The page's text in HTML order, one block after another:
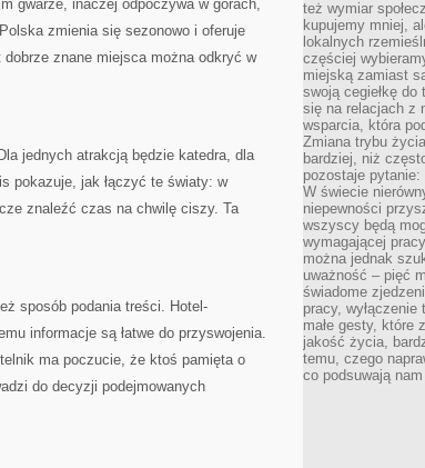
gwarze, inaczej odpoczywa w górach,
zmienia się sezonowo i oferuje
znane miejsca można odkryć w
jednych atrakcją będzie katedra, dla
pokazuje, jak łączyć te światy: w
znaleźć czas na chwilę ciszy. Ta
sposób podania treści. Hotel-
informacje są łatwe do przyswojenia.
ma poczucie, że ktoś pamięta o
do decyzji podejmowanych
też wymiar
kupujemy mniej,
lokalnych
częściej
miejską zamiast
swoją cegiełkę
się na relacjach z
wsparcia, która
Zmiana trybu
bardziej, niż
pozostaje
W świecie
niepewności
wszyscy będą
wymagającej
można jednak
uważność – pięć
świadome
pracy,
małe gesty, które
jakość życia,
temu, czego
co podsuwają